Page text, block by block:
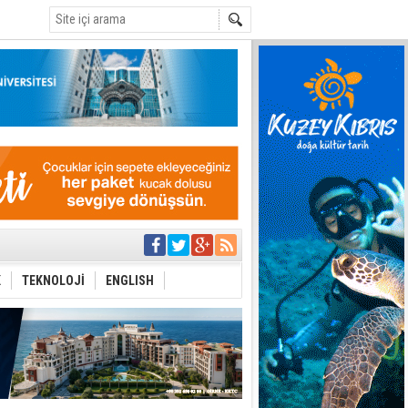
Çevriliyor"
en temel
Festival
TEKNOLOJİ ENGLISH